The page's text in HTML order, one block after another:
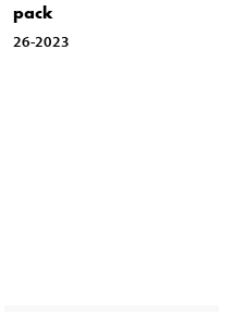
pack
26-2023